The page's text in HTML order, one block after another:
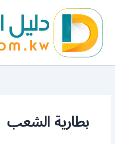
المحتوى
بطارية الشعب